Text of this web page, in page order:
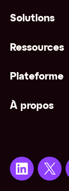
Solutions
Ressources
Plateforme
À propos